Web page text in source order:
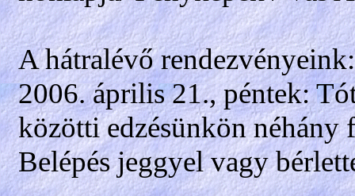
A hátralévő rendezvényeink:
2006. április 21., péntek:
közötti edzésünkön
Belépés jeggyel vagy